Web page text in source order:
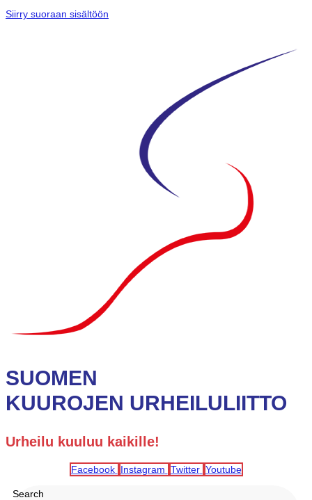
Siirry suoraan sisältöön
SUOMEN
KUUROJEN URHEILULIITTO
Urheilu kuuluu kaikille!
Facebook Instagram Twitter Youtube
Search